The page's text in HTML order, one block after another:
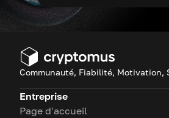
Communauté, Fiabilité, Motivation,
Entreprise
Page d'accueil